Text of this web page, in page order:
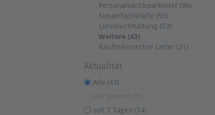
Personalsachbearbeiter (96)
Steuerfachkräfte (93)
Lohnbuchhaltung (53)
Weitere (43)
Kaufmännischer Leiter (21)
Aktualität
Alle (43)
seit 7 Tagen (14)